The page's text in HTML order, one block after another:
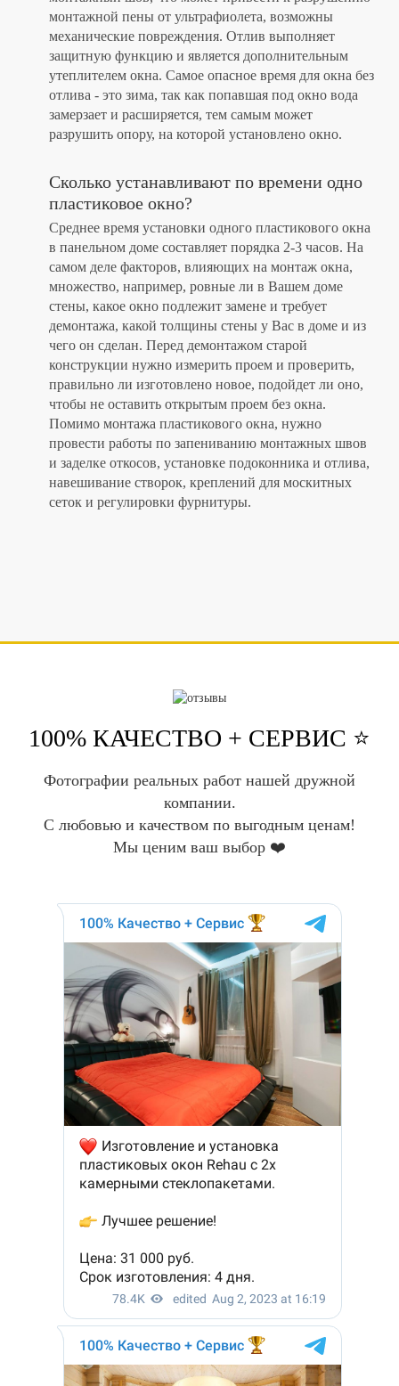
монтажной пены от ультрафиолета, возможны
механические повреждения. Отлив выполняет
защитную функцию и является дополнительным
утеплителем окна. Самое опасное время для окна без
отлива - это зима, так как попавшая под окно вода
замерзает и расширяется, тем самым может
разрушить опору, на которой установлено окно.
Сколько устанавливают по времени одно
пластиковое окно?
Среднее время установки одного пластикового окна
в панельном доме составляет порядка 2-3 часов. На
самом деле факторов, влияющих на монтаж окна,
множество, например, ровные ли в Вашем доме
стены, какое окно подлежит замене и требует
демонтажа, какой толщины стены у Вас в доме и из
чего он сделан. Перед демонтажом старой
конструкции нужно измерить проем и проверить,
правильно ли изготовлено новое, подойдет ли оно,
чтобы не оставить открытым проем без окна.
Помимо монтажа пластикового окна, нужно
провести работы по запениванию монтажных швов
и заделке откосов, установке подоконника и отлива,
навешивание створок, креплений для москитных
сеток и регулировки фурнитуры.
100% КАЧЕСТВО + СЕРВИС ⭐️
Фотографии реальных работ нашей дружной
компании.
С любовью и качеством по выгодным ценам!
Мы ценим ваш выбор ❤️